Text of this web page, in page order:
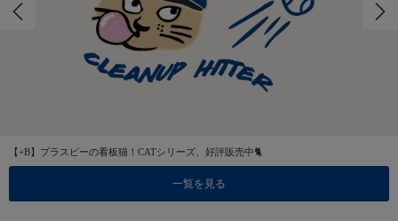
【+B】プラスビーの看板猫！CATシリーズ、好評販売中🐈
一覧を見る